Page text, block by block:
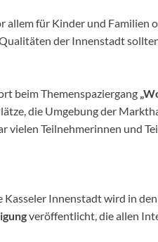
für Kinder und Familien
der Innenstadt
beim Themenspaziergang
die Umgebung der
vielen Teilnehmerinnen und
Innenstadt wird in
veröffentlicht, die allen